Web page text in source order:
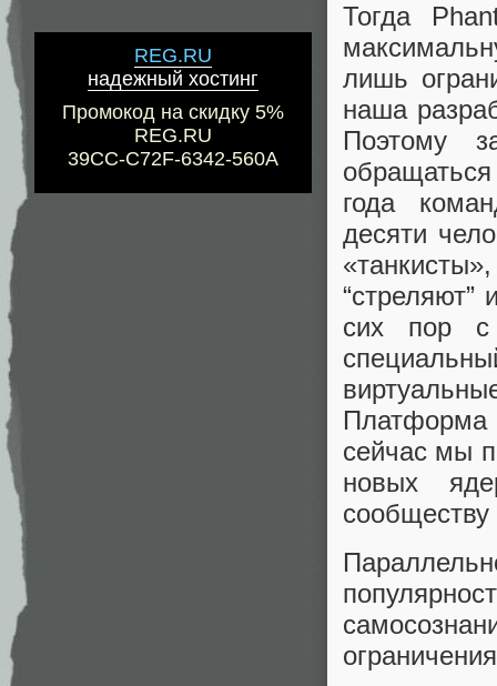
REG.RU
надежный хостинг
Промокод на скидку 5%
REG.RU
39CC-C72F-6342-560A
Тогда
лишь
наша
Поэтому
года
десяти
сих пор с
сейчас мы
новых
сообществу